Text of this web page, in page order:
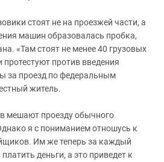
стоят не на проезжей части, а
машин образовалась пробка,
«Там стоят не менее 40 грузовых
против введения
за проезд по федеральным
житель.
мешают проезду обычного
я с пониманием отношусь к
Им же теперь за каждый
деньги, а это приведет к